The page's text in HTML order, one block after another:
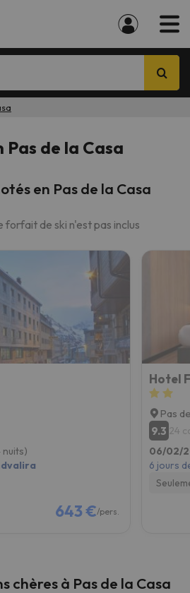
Pas de la Casa
en Pas de la Casa
forfait de ski n'est pas inclus
nuits)
643 €/pers.
Hotel
Pas
9.3 24
06/02/
6 jours
chères à Pas de la Casa